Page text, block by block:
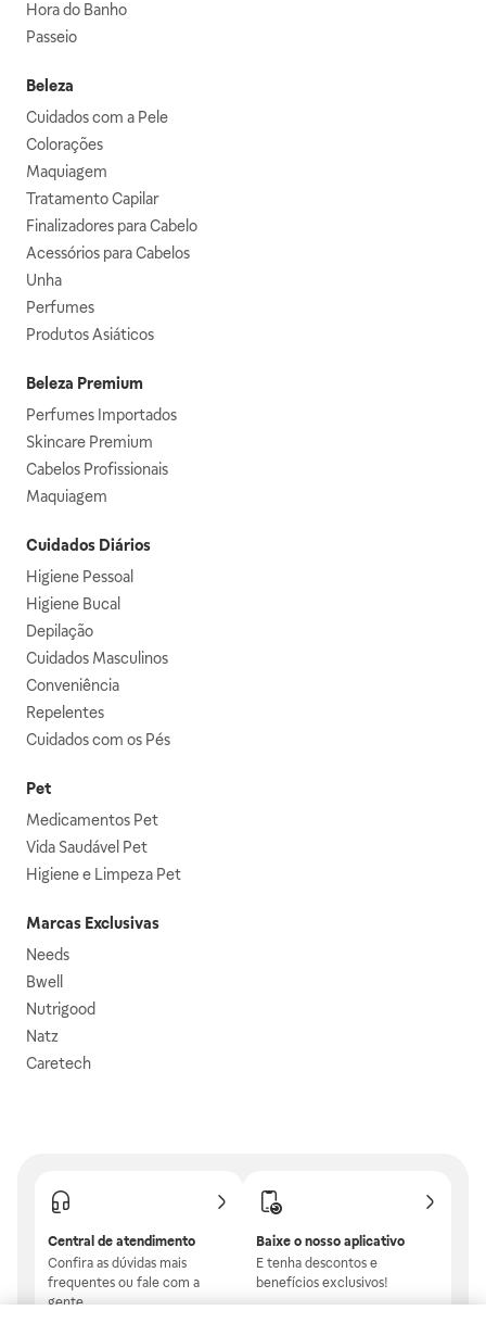
Hora do Banho
Passeio
Beleza
Cuidados com a Pele
Colorações
Maquiagem
Tratamento Capilar
Finalizadores para Cabelo
Acessórios para Cabelos
Unha
Perfumes
Produtos Asiáticos
Beleza Premium
Perfumes Importados
Skincare Premium
Cabelos Profissionais
Maquiagem
Cuidados Diários
Higiene Pessoal
Higiene Bucal
Depilação
Cuidados Masculinos
Conveniência
Repelentes
Cuidados com os Pés
Pet
Medicamentos Pet
Vida Saudável Pet
Higiene e Limpeza Pet
Marcas Exclusivas
Needs
Bwell
Nutrigood
Natz
Caretech
Central de atendimento
Confira as dúvidas mais
frequentes ou fale com a
gente.
Baixe o nosso aplicativo
E tenha descontos e
benefícios exclusivos!